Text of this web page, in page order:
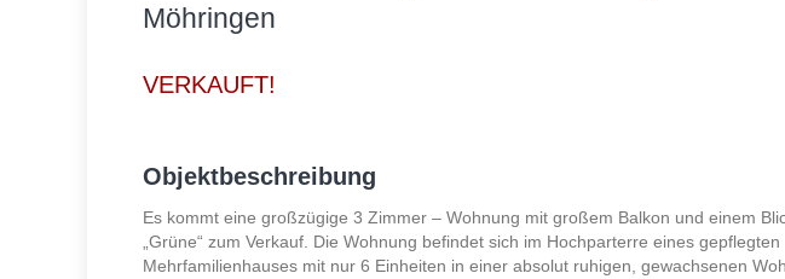
Möhringen
VERKAUFT!
Objektbeschreibung
Es kommt eine großzügige 3 Zimmer – Wohnung mit großem Balkon und einem
„Grüne“ zum Verkauf. Die Wohnung befindet sich im Hochparterre eines gepflegten
Mehrfamilienhauses mit nur 6 Einheiten in einer absolut ruhigen, gewachsenen